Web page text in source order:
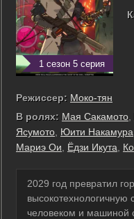
1 сезон 5 серия
Режиссер: Моко-тян
В ролях: Мая Сакамото
Ясумото Юити Накамура
Мариэ Ои
Ёдзи Икута
2029 год превратил
высокотехнологичную
человеком и машиной